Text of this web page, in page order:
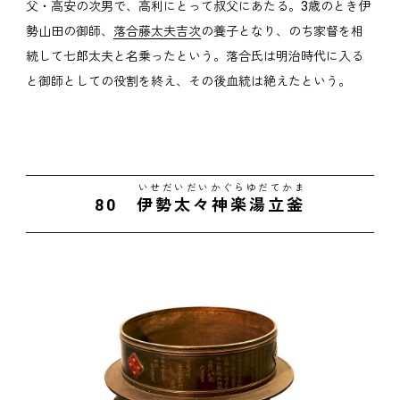
父・高安の次男で、高利にとって叔父にあたる。3歳のとき伊
勢山田の御師、 落合藤太夫吉次の養子となり、のち家督を相
続して七郎太夫と名乗ったという。落合氏は明治時代に入る
と御師としての役割を終え、その後血統は絶えたという。
80 伊勢太々神楽湯立釜
いせだいだいかぐらゆだてかま